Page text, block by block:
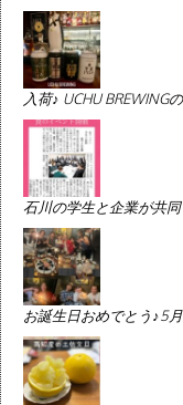
入荷♪ UCHU BREWING
石川の学生と企業が共
お誕生日おめでとう♪5